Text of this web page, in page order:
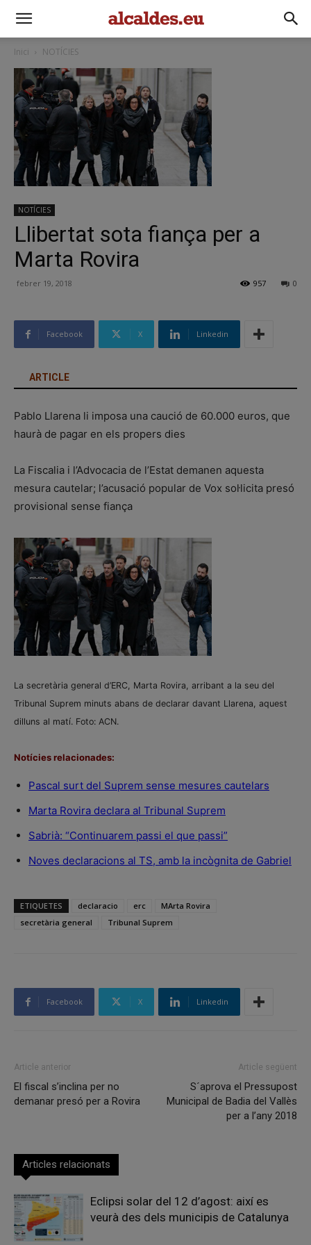
Inici NOTÍCIES
NOTÍCIES
Llibertat sota fiança per a
Marta Rovira
febrer 19, 2018 0
957
Facebook X Linkedin
ARTICLE
Pablo Llarena li imposa una caució de 60.000 euros, que
haurà de pagar en els propers dies
La Fiscalia i l’Advocacia de l’Estat demanen aquesta
mesura cautelar; l’acusació popular de Vox sol·licita presó
provisional sense fiança
La secretària general d’ERC, Marta Rovira, arribant a la seu del
Tribunal Suprem minuts abans de declarar davant Llarena, aquest
dilluns al matí. Foto: ACN.
Notícies relacionades:
Pascal surt del Suprem sense mesures cautelars
Marta Rovira declara al Tribunal Suprem
Sabrià: “Continuarem passi el que passi”
Noves declaracions al TS, amb la incògnita de Gabriel
ETIQUETES declaracio erc
MArta Rovira
secretària general
Tribunal Suprem
Facebook X Linkedin
Article anterior
El fiscal s’inclina per no
demanar presó per a Rovira
Article següent
S´aprova el Pressupost
Municipal de Badia del Vallès
per a l’any 2018
Articles relacionats
Eclipsi solar del 12 d’agost: així es
veurà des dels municipis de Catalunya